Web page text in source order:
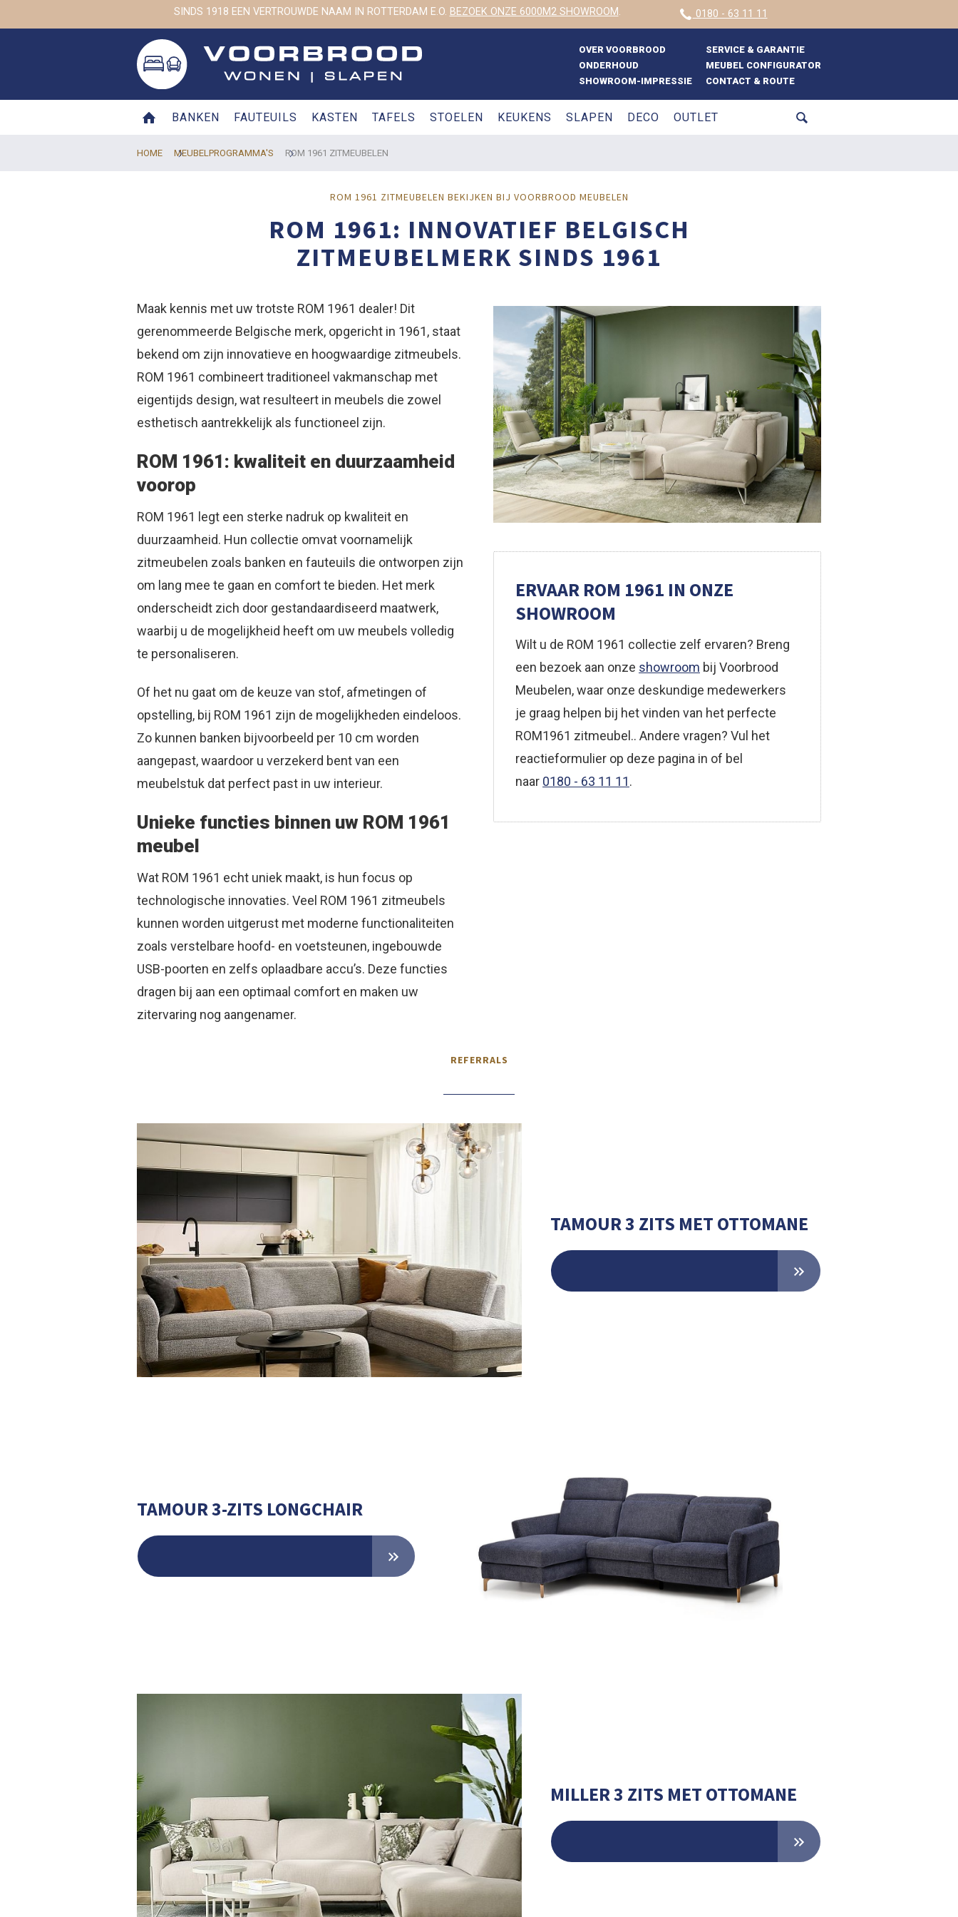
SINDS 1918 EEN VERTROUWDE NAAM IN ROTTERDAM E.O. BEZOEK ONZE 6000M2 SHOWROOM. 0180 - 63 11 11
OVER VOORBROOD
SERVICE & GARANTIE
ONDERHOUD
MEUBEL CONFIGURATOR
SHOWROOM-IMPRESSIE
CONTACT & ROUTE
BANKEN FAUTEUILS KASTEN TAFELS STOELEN KEUKENS SLAPEN DECO OUTLET
HOME MEUBELPROGRAMMA'S ROM 1961 ZITMEUBELEN
ROM 1961: INNOVATIEF BELGISCH
ZITMEUBELMERK SINDS 1961
ROM 1961 ZITMEUBELEN BEKIJKEN BIJ VOORBROOD MEUBELEN
Maak kennis met uw trotste ROM 1961 dealer! Dit
gerenommeerde Belgische merk, opgericht in 1961, staat
bekend om zijn innovatieve en hoogwaardige zitmeubels.
ROM 1961 combineert traditioneel vakmanschap met
eigentijds design, wat resulteert in meubels die zowel
esthetisch aantrekkelijk als functioneel zijn.
ROM 1961: kwaliteit en duurzaamheid
voorop
ROM 1961 legt een sterke nadruk op kwaliteit en
duurzaamheid. Hun collectie omvat voornamelijk
zitmeubelen zoals banken en fauteuils die ontworpen zijn
om lang mee te gaan en comfort te bieden. Het merk
onderscheidt zich door gestandaardiseerd maatwerk,
waarbij u de mogelijkheid heeft om uw meubels volledig
te personaliseren.
Of het nu gaat om de keuze van stof, afmetingen of
opstelling, bij ROM 1961 zijn de mogelijkheden eindeloos.
Zo kunnen banken bijvoorbeeld per 10 cm worden
aangepast, waardoor u verzekerd bent van een
meubelstuk dat perfect past in uw interieur.
Unieke functies binnen uw ROM 1961
meubel
Wat ROM 1961 echt uniek maakt, is hun focus op
technologische innovaties. Veel ROM 1961 zitmeubels
kunnen worden uitgerust met moderne functionaliteiten
zoals verstelbare hoofd- en voetsteunen, ingebouwde
USB-poorten en zelfs oplaadbare accu’s. Deze functies
dragen bij aan een optimaal comfort en maken uw
zitervaring nog aangenamer.
ERVAAR ROM 1961 IN ONZE
SHOWROOM
Wilt u de ROM 1961 collectie zelf ervaren? Breng
een bezoek aan onze showroom bij Voorbrood
Meubelen, waar onze deskundige medewerkers
je graag helpen bij het vinden van het perfecte
ROM1961 zitmeubel.. Andere vragen? Vul het
reactieformulier op deze pagina in of bel
naar 0180 - 63 11 11.
REFERRALS
TAMOUR 3 ZITS MET OTTOMANE
TAMOUR 3-ZITS LONGCHAIR
MILLER 3 ZITS MET OTTOMANE